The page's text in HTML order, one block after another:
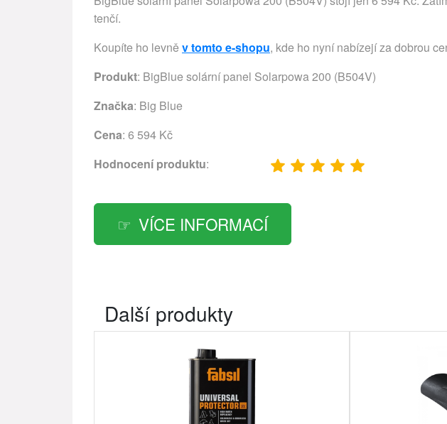
tenčí.
Koupíte ho levně v tomto e-shopu, kde ho nyní nabízejí za dobrou
Produkt: BigBlue solární panel Solarpowa 200 (B504V)
Značka: Big Blue
Cena: 6 594 Kč
Hodnocení produktu:
VÍCE INFORMACÍ
Další produkty